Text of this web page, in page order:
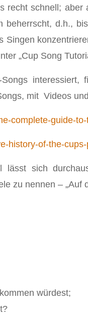
recht schnell;
beherrscht, d.h.,
„Cup Song
interessiert,
mit Videos
complete-guide-
history-of-the-
lässt sich
zu nennen ‒ „Auf
würdest;